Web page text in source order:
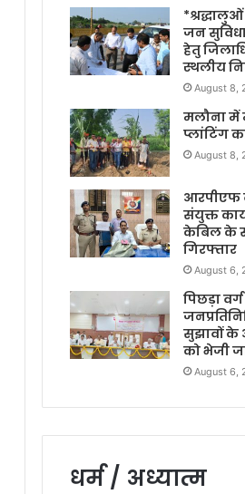
जन सुविधा
हेतु
स्थलीय
August 8,
मलौना में
प्लांटिंग
August 8,
आरपीएफ
संयुक्त
केबिल के
गिरफ्तार
August 6,
पिछड़ा
सुझावों के
को भेजी
August 6,
धर्म / अध्यात्म